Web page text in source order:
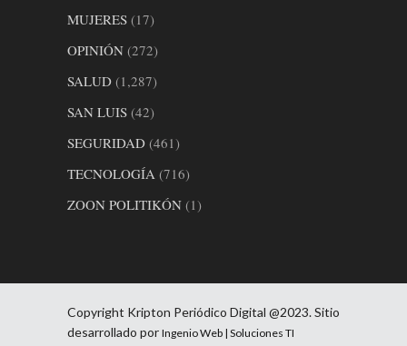
MUJERES (17)
OPINIÓN (272)
SALUD (1,287)
SAN LUIS (42)
SEGURIDAD (461)
TECNOLOGÍA (716)
ZOON POLITIKÓN (1)
Copyright Kripton Periódico Digital @2023. Sitio
desarrollado por Ingenio Web | Soluciones TI